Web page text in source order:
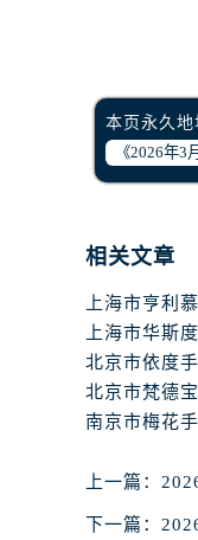
本页永久地
相关文章
上一篇：
下一篇：